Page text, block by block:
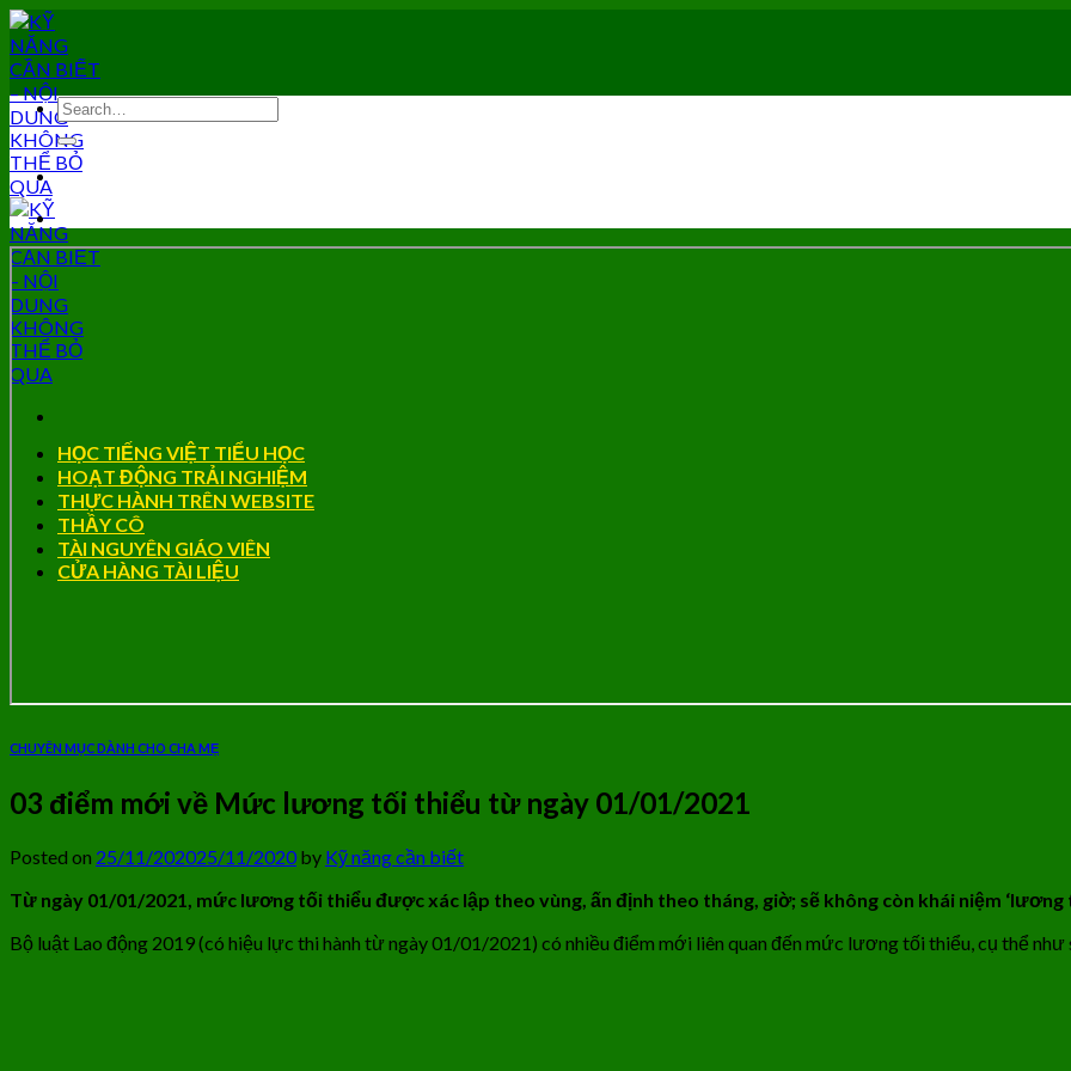
Skip
to
content
HỌC TIẾNG VIỆT TIỂU HỌC
HOẠT ĐỘNG TRẢI NGHIỆM
THỰC HÀNH TRÊN WEBSITE
THẦY CÔ
TÀI NGUYÊN GIÁO VIÊN
CỬA HÀNG TÀI LIỆU
CHUYÊN MỤC DÀNH CHO CHA MẸ
03 điểm mới về Mức lương tối thiểu từ ngày 01/01/2021
Posted on 25/11/202025/11/2020by Kỹ năng cần biết
Từ ngày 01/01/2021, mức lương tối thiểu được xác lập theo vùng, ấn định theo tháng, giờ; sẽ không còn khái niệm ‘lương
Bộ luật Lao động 2019 (có hiệu lực thi hành từ ngày 01/01/2021) có nhiều điểm mới liên quan đến mức lương tối thiểu, cụ thể như